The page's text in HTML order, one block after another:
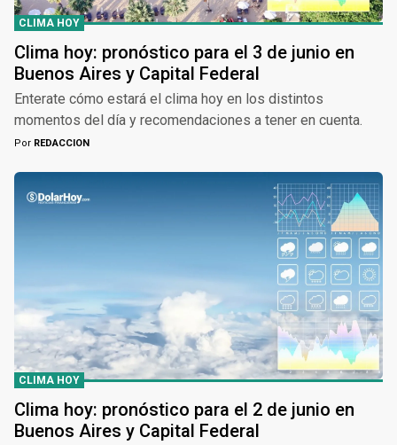
CLIMA HOY
Clima hoy: pronóstico para el 3 de junio en
Buenos Aires y Capital Federal
Enterate cómo estará el clima hoy en los distintos
momentos del día y recomendaciones a tener en cuenta.
Por REDACCION
CLIMA HOY
Clima hoy: pronóstico para el 2 de junio en
Buenos Aires y Capital Federal